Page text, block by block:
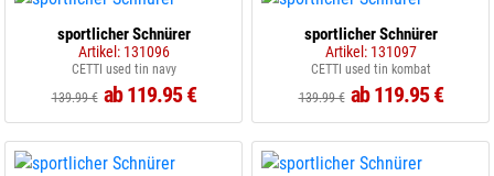
sportlicher Schnürer
Artikel: 131096
CETTI used tin navy
139.99 € ab 119.95 €
sportlicher Schnürer
Artikel: 131097
CETTI used tin kombat
139.99 € ab 119.95 €